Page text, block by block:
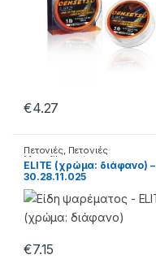
€4.27
Πετονιές, Πετονιές
Monofilament
ELITE (χρώμα: διάφανο) –
30.28.11.025
€7.15